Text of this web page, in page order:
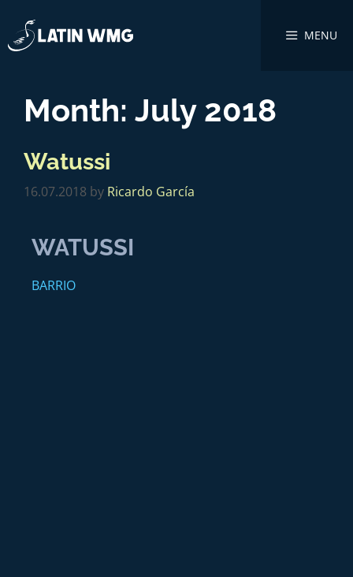
MENU
Month: July 2018
Watussi
16.07.2018 by Ricardo García
WATUSSI
BARRIO